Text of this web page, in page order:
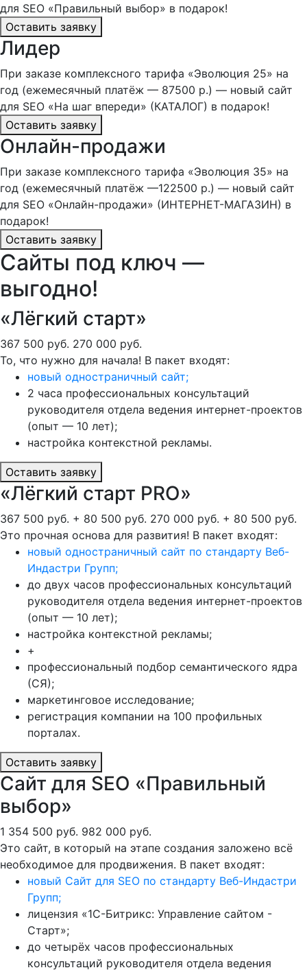
для SEO «Правильный выбор» в подарок!
Оставить заявку
Лидер
При заказе комплексного тарифа «Эволюция 25» на
год (ежемесячный платёж — 87500 р.) — новый сайт
для SEO «На шаг впереди» (КАТАЛОГ) в подарок!
Оставить заявку
Онлайн-продажи
При заказе комплексного тарифа «Эволюция 35» на
год (ежемесячный платёж —122500 р.) — новый сайт
для SEO «Онлайн-продажи» (ИНТЕРНЕТ-МАГАЗИН) в
подарок!
Оставить заявку
Сайты под ключ —
выгодно!
«Лёгкий старт»
367 500 руб. 270 000 руб.
То, что нужно для начала! В пакет входят:
новый одностраничный сайт;
2 часа профессиональных консультаций
руководителя отдела ведения интернет-проектов
(опыт — 10 лет);
настройка контекстной рекламы.
Оставить заявку
«Лёгкий старт PRO»
367 500 руб. + 80 500 руб. 270 000 руб. + 80 500 руб.
Это прочная основа для развития! В пакет входят:
новый одностраничный сайт по стандарту Веб-
Индастри Групп;
до двух часов профессиональных консультаций
руководителя отдела ведения интернет-проектов
(опыт — 10 лет);
настройка контекстной рекламы;
+
профессиональный подбор семантического ядра
(СЯ);
маркетинговое исследование;
регистрация компании на 100 профильных
порталах.
Оставить заявку
Сайт для SEO «Правильный
выбор»
1 354 500 руб. 982 000 руб.
Это сайт, в который на этапе создания заложено всё
необходимое для продвижения. В пакет входят:
новый Сайт для SEO по стандарту Веб-Индастри
Групп;
лицензия «1С-Битрикс: Управление сайтом -
Старт»;
до четырёх часов профессиональных
консультаций руководителя отдела ведения